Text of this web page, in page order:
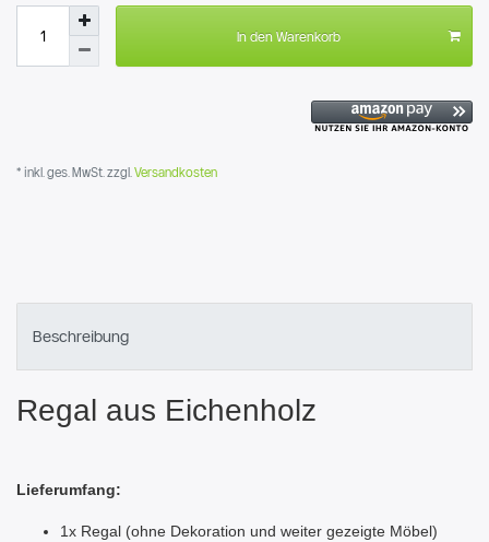
In den Warenkorb
* inkl. ges. MwSt. zzgl. Versandkosten
Beschreibung
Regal aus Eichenholz
Lieferumfang:
1x Regal (ohne Dekoration und weiter gezeigte Möbel)